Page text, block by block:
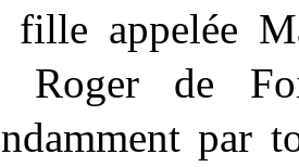
fille appelée
Roger de
par